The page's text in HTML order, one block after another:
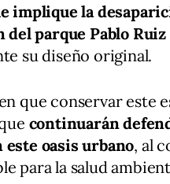
implique la
del parque Pablo
su diseño original.
que conservar este
continuarán
oasis urbano, al
para la salud